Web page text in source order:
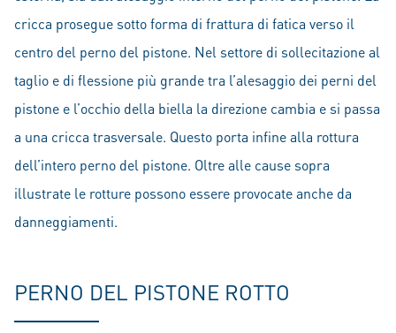
cricca prosegue sotto forma di frattura di fatica verso il
centro del perno del pistone. Nel settore di sollecitazione al
taglio e di flessione più grande tra l’alesaggio dei perni del
pistone e l’occhio della biella la direzione cambia e si passa
a una cricca trasversale. Questo porta infine alla rottura
dell’intero perno del pistone. Oltre alle cause sopra
illustrate le rotture possono essere provocate anche da
danneggiamenti.
PERNO DEL PISTONE ROTTO